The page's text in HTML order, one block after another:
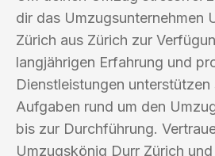
dir das Umzugsunternehmen
Zürich aus Zürich zur
langjährigen Erfahrung und
Dienstleistungen unterstützen
Aufgaben rund um den
bis zur Durchführung.
Umzugskönig Durr Zürich